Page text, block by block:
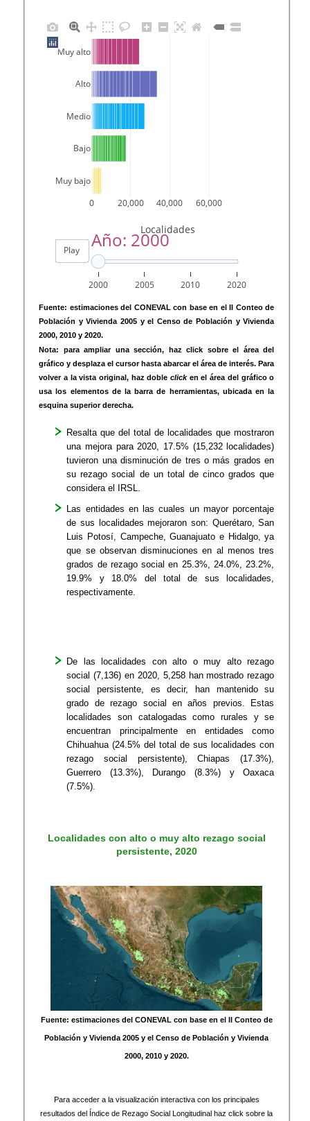
Fuente: estimaciones del CONEVAL con base en el II Conteo de
Población y Vivienda 2005 y el Censo de Población y Vivienda
2000, 2010 y 2020.
Nota: para ampliar una sección, haz click sobre el área del
gráfico y desplaza el cursor hasta abarcar el área de interés. Para
volver a la vista original, haz dobleclicken el área del gráfico o
usa los elementos de la barra de herramientas, ubicada en la
esquina superior derecha.
Resalta que del total de localidades que mostraron
una mejora para 2020, 17.5% (15,232 localidades)
tuvieron una disminución de tres o más grados en
su rezago social de un total de cinco grados que
considera el IRSL.
Las entidades en las cuales un mayor porcentaje
de sus localidades mejoraron son: Querétaro, San
Luis Potosí, Campeche, Guanajuato e Hidalgo, ya
que se observan disminuciones en al menos tres
grados de rezago social en 25.3%, 24.0%, 23.2%,
19.9% y 18.0% del total de sus localidades,
respectivamente.
De las localidades con alto o muy alto rezago
social(7,136) en 2020, 5,258 han mostrado rezago
social persistente, es decir, han mantenido su
grado de rezago social en años previos. Estas
localidades son catalogadas como rurales y se
encuentran principalmente en entidades como
Chihuahua (24.5% del total de sus localidades con
rezago social persistente), Chiapas (17.3%),
Guerrero (13.3%), Durango (8.3%) y Oaxaca
(7.5%).
Localidades con alto o muy alto rezago social
persistente, 2020
Fuente: estimaciones del CONEVAL con base en el II Conteo de
Población y Vivienda 2005 y el Censo de Población y Vivienda
2000, 2010 y 2020.
Para acceder a la visualización interactiva con los principales
resultados del Índice de Rezago Social Longitudinal haz click sobre la